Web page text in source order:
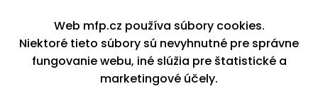
K stiahnutiu
Blog
Kontakt
Kariéra
Web mfp.cz používa súbory cookies.
Niektoré tieto súbory sú nevyhnutné pre správne
fungovanie webu, iné slúžia pre štatistické a
marketingové účely.